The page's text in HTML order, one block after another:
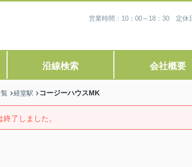
営業時間：10：00～18：30 定休
沿線検索 会社概要
経堂駅 コージーハウスMK
了しました。